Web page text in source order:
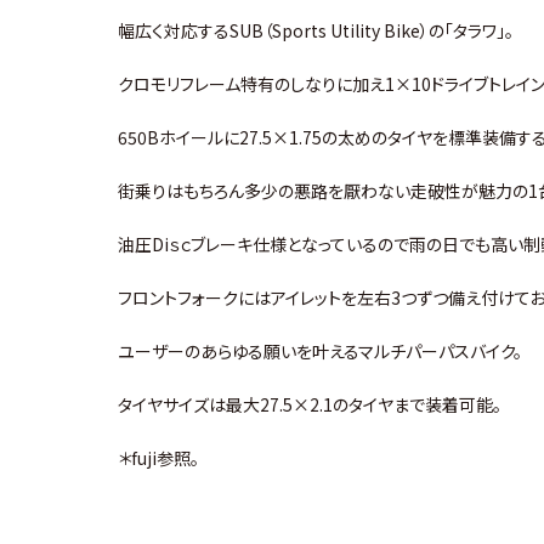
幅広く対応するSUB（Sports Utility Bike）の「タラワ」。
クロモリフレーム特有のしなりに加え1×10ドライブトレイン
650Bホイールに27.5×1.75の太めのタイヤを標準装備す
街乗りはもちろん多少の悪路を厭わない走破性が魅力の1
油圧Diｓｃブレーキ仕様となっているので雨の日でも高い
フロントフォークにはアイレットを左右3つずつ備え付けて
ユーザーのあらゆる願いを叶えるマルチパーパスバイク。
タイヤサイズは最大27.5×2.1のタイヤまで装着可能。
＊fuji参照。